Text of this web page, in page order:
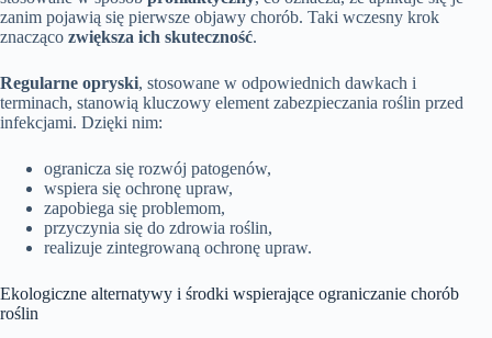
zanim pojawią się pierwsze objawy chorób. Taki wczesny krok
znacząco zwiększa ich skuteczność.
Regularne opryski, stosowane w odpowiednich dawkach i
terminach, stanowią kluczowy element zabezpieczania roślin przed
infekcjami. Dzięki nim:
ogranicza się rozwój patogenów,
wspiera się ochronę upraw,
zapobiega się problemom,
przyczynia się do zdrowia roślin,
realizuje zintegrowaną ochronę upraw.
Ekologiczne alternatywy i środki wspierające ograniczanie chorób
roślin